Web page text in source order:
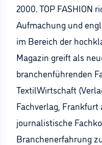
2000. TOP FASHION
Aufmachung und
im Bereich der
Magazin greift als
branchenführenden
TextilWirtschaft
Fachverlag, Frankfurt
journalistische
Branchenerfahrung